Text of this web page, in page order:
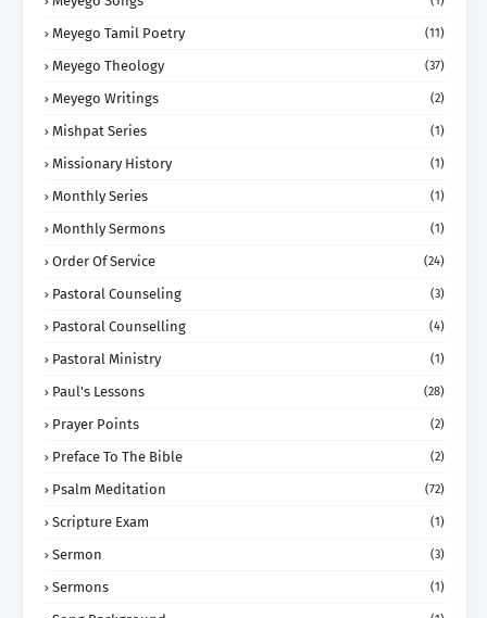
Meyego Tamil Poetry (11)
Meyego Theology (37)
Meyego Writings (2)
Mishpat Series (1)
Missionary History (1)
Monthly Series (1)
Monthly Sermons (1)
Order Of Service (24)
Pastoral Counseling (3)
Pastoral Counselling (4)
Pastoral Ministry (1)
Paul's Lessons (28)
Prayer Points (2)
Preface To The Bible (2)
Psalm Meditation (72)
Scripture Exam (1)
Sermon (3)
Sermons (1)